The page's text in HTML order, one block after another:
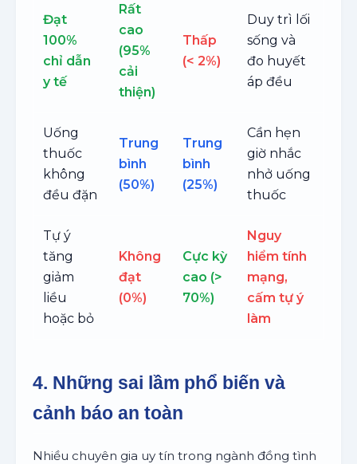
Đạt
100%
chỉ dẫn
y tế
Rất
cao
(95%
cải
thiện)
Thấp
(< 2%)
Duy trì lối
sống và
đo huyết
áp đều
Uống
thuốc
không
đều đặn
Trung
bình
(50%)
Trung
bình
(25%)
Cần hẹn
giờ nhắc
nhở uống
thuốc
Tự ý
tăng
giảm
liều
hoặc bỏ
Không
đạt
(0%)
Cực kỳ
cao (>
70%)
Nguy
hiểm tính
mạng,
cấm tự ý
làm
4. Những sai lầm phổ biến và
cảnh báo an toàn
Nhiều chuyên gia uy tín trong ngành đồng tình